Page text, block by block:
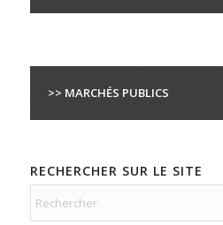
>> MARCHÉS PUBLICS
RECHERCHER SUR LE SITE